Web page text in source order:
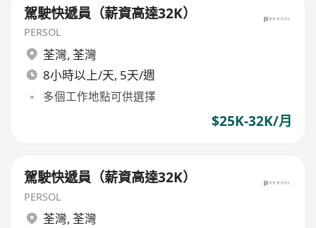
駕駛快遞員（薪資高達32K）
PERSOL
荃灣, 荃灣
8小時以上/天, 5天/週
多個工作地點可供選擇
$25K-32K/月
駕駛快遞員（薪資高達32K）
PERSOL
荃灣, 荃灣